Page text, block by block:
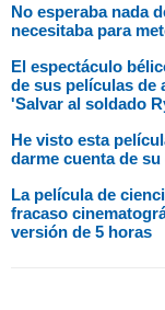
No esperaba nada
necesitaba para
El espectáculo
de sus películas de
'Salvar al soldado
He visto esta
darme cuenta de
La película de
fracaso
versión de 5 horas